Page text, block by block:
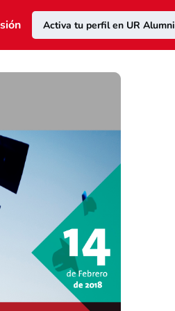
Activa tu perfil en UR Alumni